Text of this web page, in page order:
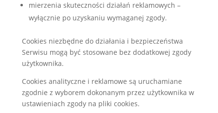
mierzenia skuteczności działań reklamowych –
wyłącznie po uzyskaniu wymaganej zgody.
Cookies niezbędne do działania i bezpieczeństwa
Serwisu mogą być stosowane bez dodatkowej zgody
użytkownika.
Cookies analityczne i reklamowe są uruchamiane
zgodnie z wyborem dokonanym przez użytkownika w
ustawieniach zgody na pliki cookies.